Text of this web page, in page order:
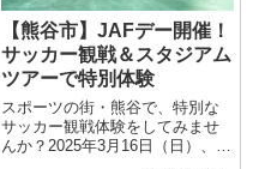
【熊谷市】JAFデー開催！
サッカー観戦＆スタジアム
ツアーで特別体験
スポーツの街・熊谷で、特別な
サッカー観戦体験をしてみませ
んか？2025年3月16日（日）、